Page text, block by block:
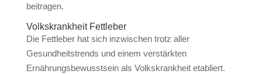
beitragen.
Volkskrankheit Fettleber
Die Fettleber hat sich inzwischen trotz aller
Gesundheitstrends und einem verstärkten
Ernährungsbewusstsein als Volkskrankheit etabliert.